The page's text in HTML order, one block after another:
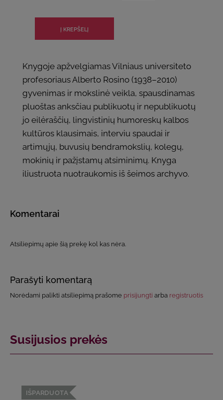
Knygoje apžvelgiamas Vilniaus universiteto
profesoriaus Alberto Rosino (1938–2010)
gyvenimas ir mokslinė veikla, spausdinamas
pluoštas anksčiau publikuotų ir nepublikuotų
jo eilėraščių, lingvistinių humoreskų kalbos
kultūros klausimais, interviu spaudai ir
artimųjų, buvusių bendramokslių, kolegų,
mokinių ir pažįstamų atsiminimų. Knyga
iliustruota nuotraukomis iš šeimos archyvo.
Komentarai
Atsiliepimų apie šią prekę kol kas nėra.
Parašyti komentarą
Norėdami palikti atsiliepimą prašome prisijungti arba registruotis
Susijusios prekės
IŠPARDUOTA